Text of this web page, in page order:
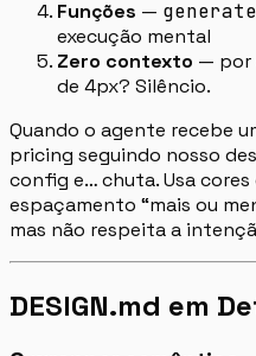
Funções —
execução mental
Zero contexto — por
de 4px? Silêncio.
Quando o agente recebe
pricing seguindo nosso
config e… chuta. Usa
espaçamento “mais ou
mas não respeita a
DESIGN.md em